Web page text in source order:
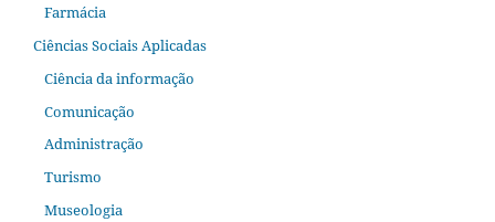
Farmácia
Ciências Sociais Aplicadas
Ciência da informação
Comunicação
Administração
Turismo
Museologia